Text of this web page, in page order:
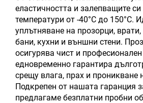
еластичността и залепващите
температури от -40°C до 150°C.
уплътняване на прозорци,
бани, кухни и външни стени.
осигурява чист и
едновременно гарантира
срещу влага, прах и проникване
Подкрепен от нашата гаранция
предлагаме безплатни пробни